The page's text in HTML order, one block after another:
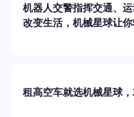
机器人交警指挥交通、
改变生活，机械星球让
租高空车就选机械星球